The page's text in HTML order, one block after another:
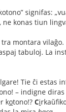
signifas:
ne konas tiun
montara
tabuloj. La
Tie ĉi estas
– indigne
kotono!? Ci